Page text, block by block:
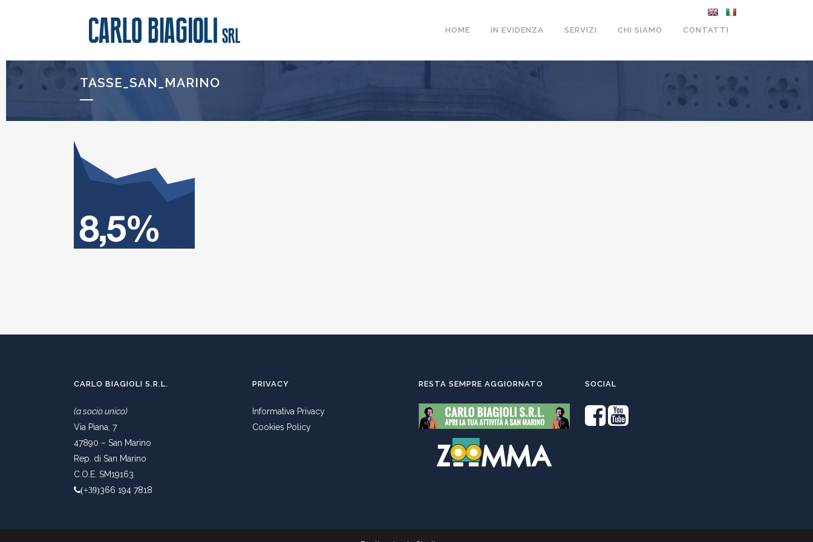
HOME IN EVIDENZA SERVIZI CHI SIAMO CONTATTI
TASSE_SAN_MARINO
CARLO BIAGIOLI S.R.L.
(a socio unico)
Via Piana, 7
47890 – San Marino
Rep. di San Marino
C.O.E. SM19163
(+39)366 194 7818
PRIVACY
Informativa Privacy
Cookies Policy
RESTA SEMPRE AGGIORNATO SOCIAL